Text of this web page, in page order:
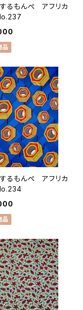
するもんぺ アフリカ
品
するもんぺ アフリカ
品